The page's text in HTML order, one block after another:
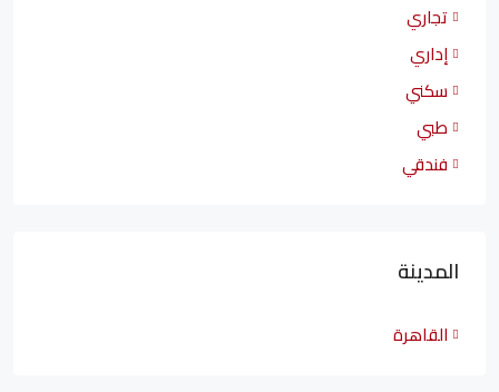
تجاري
إداري
سكني
طبي
فندقي
المدينة
القاهرة